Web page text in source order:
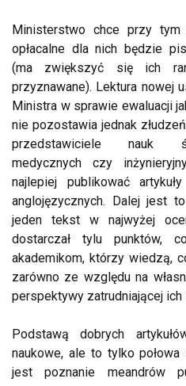
Ministerstwo chce przy tym
opłacalne dla nich będzie
(ma zwiększyć się ich
przyznawane). Lektura nowej
Ministra w sprawie ewaluacji
nie pozostawia jednak
przedstawiciele nauk
medycznych czy
najlepiej publikować
anglojęzycznych. Dalej jest
jeden tekst w najwyżej
dostarczał tylu punktów,
akademikom, którzy wiedzą,
zarówno ze względu na
perspektywy zatrudniającej ich
Podstawą dobrych
naukowe, ale to tylko
jest poznanie meandrów